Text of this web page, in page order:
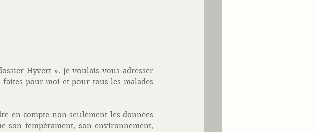
Hyvert ». Je voulais vous adresser
pour moi et pour tous les malades
en compte non seulement les données
son tempérament, son environnement,